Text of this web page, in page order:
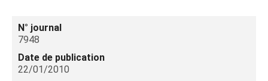
N° journal
7948
Date de publication
22/01/2010